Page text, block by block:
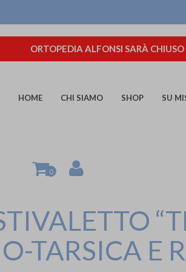
ORTOPEDIA ALFONSI SARÀ
HOME CHI SIAMO SHOP SU
0
TARSICA E